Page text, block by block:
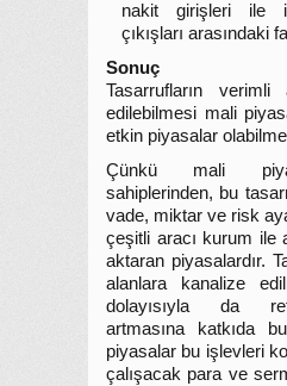
nakit girişleri ile
çıkışları arasındaki
Sonuç
Tasarrufların verimli
edilebilmesi mali
etkin piyasalar
Çünkü mali
sahiplerinden, bu
vade, miktar ve risk
çeşitli aracı kurum ile
aktaran piyasalardır.
alanlara kanalize
dolayısıyla da
artmasına katkıda
piyasalar bu işlevleri
çalışacak para ve